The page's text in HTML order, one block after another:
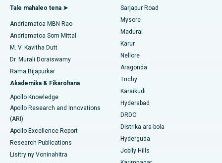
Mitadiava Dokotera Jeneraly
Mitadiava Psikology
Mitadiava mpandidy ankapobeny
Hopitaly tsara indrindra ao Gandhinagar, Ahmedabad
Hopitaly tsara indrindra ao Aragonda, Andhra Pradesh
Hopitaly tsara indrindra ao amin'ny Bannerghatta Road,
Bangalore
Hopitaly tsara indrindra ao amin'ny Unit-15, Bhubaneswar
Hopitaly tsara indrindra ao amin'ny Seepat Road, Bilaspur
Hopitaly tsara indrindra ao Ellisbridge, Ahmedabad
Hopitaly tsara indrindra ao New Delhi
Hopitaly tsara indrindra ao amin'ny DRDO, Hyderabad
Ablation Endometrial
Embolization ny lalan-dra
Cystectomy ovarian
Fandidiana homamiadana amin'ny nono
Brachytherapy
Colonoscopy
Polypectomy
Fampiroboroboana ny ati-doha
Tale mahaleo tena ➤
Andriamatoa MBN Rao
Andriamatoa Som Mittal
M. V. Kavitha Dutt
Dr. Murali Doraiswamy
Rama Bijapurkar
Akademika & Fikarohana
Apollo Knowledge
Apollo Research and Innovations
(ARI)
Apollo Excellence Report
Research Publications
Lisitry ny Voninahitra
Sarjapur Road
Mysore
Madurai
Karur
Nellore
Aragonda
Trichy
Karaikudi
Hyderabad
DRDO
Distrika ara-bola
Hyderguda
Jobily Hills